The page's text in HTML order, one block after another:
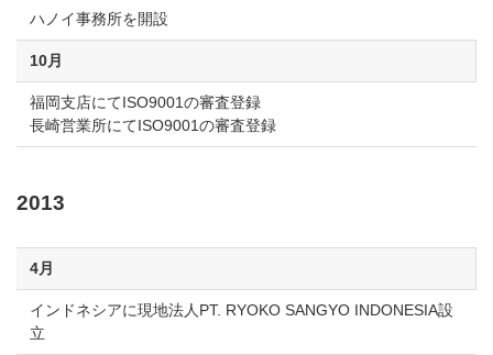
ハノイ事務所を開設
10月
福岡支店にてISO9001の審査登録
長崎営業所にてISO9001の審査登録
2013
4月
インドネシアに現地法人PT. RYOKO SANGYO INDONESIA設
立